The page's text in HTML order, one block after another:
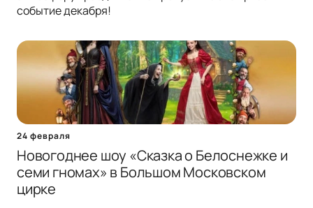
событие декабря!
24 февраля
Новогоднее шоу «Сказка о Белоснежке и
семи гномах» в Большом Московском
цирке